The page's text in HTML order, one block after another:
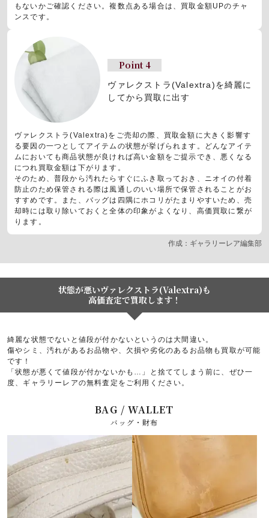
もないかご確認ください。複数点ある場合は、買取金額UPのチャ
ンスです。
Point 4
ヴァレクストラ(Valextra)を綺麗に
してから買取に出す
ヴァレクストラ(Valextra)をご売却の際、買取金額に大きく影響す
る要因の一つとしてアイテムの状態が挙げられます。どんなアイテ
ムにおいても商品状態が良ければ高い金額をご提示でき、悪くなる
につれ買取金額は下がります。
そのため、普段から汚れたらすぐにふき取っておき、ニオイの付着
防止のため保管される際は風通しのいい場所で保管されることがお
すすめです。また、バッグは四隅にホコリがたまりやすいため、売
却時には取り除いておくと全体の印象がよくなり、高価買取に繋が
ります。
作成：ギャラリーレア編集部
状態が悪いヴァレクストラ(Valextra)も
高価査定で買取します！
綺麗な状態でないと値段が付かないというのは大間違い。
傷やシミ、汚れがあるお品物や、欠損や劣化のあるお品物も買取が可能
です！
「状態が悪くて値段が付かないかも…」と捨ててしまう前に、ぜひ一
度、ギャラリーレアの無料査定をご利用ください。
BAG / WALLET
バッグ・財布